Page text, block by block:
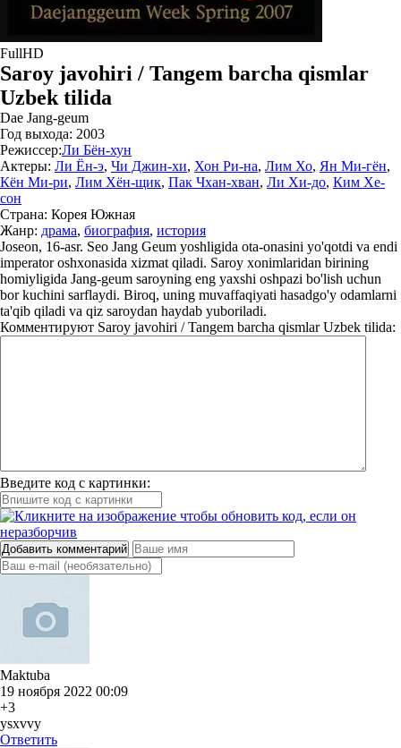
FullHD
Saroy javohiri / Tangem barcha qismlar
Uzbek tilida
Dae Jang-geum
Год выхода: 2003
Режиссер:Ли Бён-хун
Актеры: Ли Ён-э, Чи Джин-хи, Хон Ри-на, Лим Хо, Ян Ми-гён,
Кён Ми-ри, Лим Хён-щик, Пак Чхан-хван, Ли Хи-до, Ким Хе-
сон
Страна: Корея Южная
Жанр: драма, биография, история
Joseon, 16-asr. Seo Jang Geum yoshligida ota-onasini yo'qotdi va endi
imperator oshxonasida xizmat qiladi. Saroy xonimlaridan birining
homiyligida Jang-geum saroyning eng yaxshi oshpazi bo'lish uchun
bor kuchini sarflaydi. Biroq, uning muvaffaqiyati hasadgo'y odamlarni
ta'qib qiladi va qiz saroydan haydab yuboriladi.
Комментируют Saroy javohiri / Tangem barcha qismlar Uzbek tilida:
Введите код с картинки:
Добавить комментарий
Maktuba
19 ноября 2022 00:09
+3
ysxvvy
Ответить